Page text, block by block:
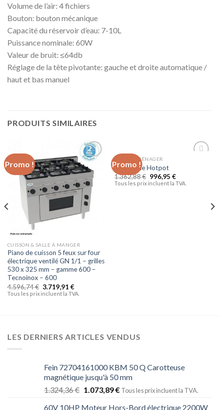
Volume de l’air: 4 fichiers
Bouton: bouton mécanique
Capacité du réservoir d’eau: 7-10L
Puissance nominale: 60W
Valeur de bruit: ≤64db
Réglage de la tête pivotante: gauche et droite automatique /
haut et bas manuel
PRODUITS SIMILAIRES
Promo !
Ajouter
à la liste
d’envies
CUISSON & SALLE À MANGER
Piano de cuisson 5 feux sur four
électrique ventilé GN 1/1 – grilles
530 x 325 mm – gamme 600 –
Tecnoinox – 600
4.596,74€ 3.719,91 €
Tous les prix incluent la TVA.
Promo !
ELECTROMÉNAGER
Bain Marie Hotpot
1.362,88€ 996,95 €
Tous les prix incluent la TVA.
LES DERNIERS ARTICLES VENDUS
Fein 72704161000 KBM 50 Q Carotteuse
magnétique jusqu'à 50 mm
1.324,36€ 1.073,89€ Tous les prix incluent la TVA.
60V 10HP Moteur Hors-Bord électrique 2200W